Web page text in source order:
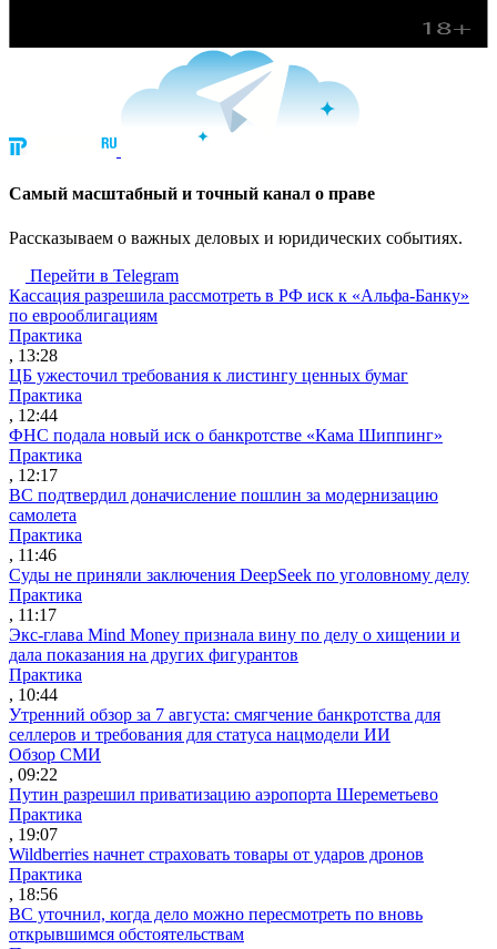
Cамый масштабный и точный канал о праве
Рассказываем о важных деловых и юридических событиях.
Перейти в Telegram
Кассация разрешила рассмотреть в РФ иск к «Альфа-Банку»
по еврооблигациям
Практика
, 13:28
ЦБ ужесточил требования к листингу ценных бумаг
Практика
, 12:44
ФНС подала новый иск о банкротстве «Кама Шиппинг»
Практика
, 12:17
ВС подтвердил доначисление пошлин за модернизацию
самолета
Практика
, 11:46
Суды не приняли заключения DeepSeek по уголовному делу
Практика
, 11:17
Экс-глава Mind Money признала вину по делу о хищении и
дала показания на других фигурантов
Практика
, 10:44
Утренний обзор за 7 августа: смягчение банкротства для
селлеров и требования для статуса нацмодели ИИ
Обзор СМИ
, 09:22
Путин разрешил приватизацию аэропорта Шереметьево
Практика
, 19:07
Wildberries начнет страховать товары от ударов дронов
Практика
, 18:56
ВС уточнил, когда дело можно пересмотреть по вновь
открывшимся обстоятельствам